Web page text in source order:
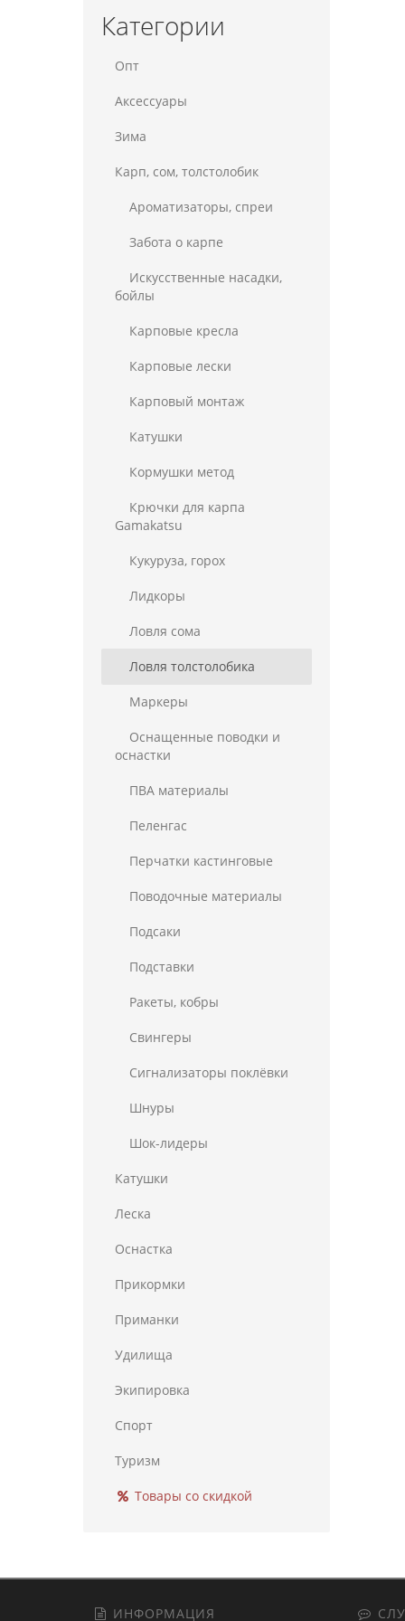
Категории
Опт
Аксессуары
Зима
Карп, сом, толстолобик
Ароматизаторы, спреи
Забота о карпе
Искусственные насадки,
бойлы
Карповые кресла
Карповые лески
Карповый монтаж
Катушки
Кормушки метод
Крючки для карпа
Gamakatsu
Кукуруза, горох
Лидкоры
Ловля сома
Ловля толстолобика
Маркеры
Оснащенные поводки и
оснастки
ПВА материалы
Пеленгас
Перчатки кастинговые
Поводочные материалы
Подсаки
Подставки
Ракеты, кобры
Свингеры
Сигнализаторы поклёвки
Шнуры
Шок-лидеры
Катушки
Леска
Оснастка
Прикормки
Приманки
Удилища
Экипировка
Спорт
Туризм
Товары со скидкой
ИНФОРМАЦИЯ